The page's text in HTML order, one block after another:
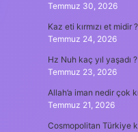
Temmuz 30, 2026
Kaz eti kırmızı et midir ?
Temmuz 24, 2026
Hz Nuh kaç yıl yaşadı ?
Temmuz 23, 2026
Allah’a iman nedir çok
Temmuz 21, 2026
Cosmopolitan Türkiye